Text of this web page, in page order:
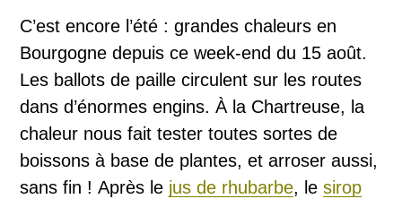
C’est encore l’été : grandes chaleurs en
Bourgogne depuis ce week-end du 15 août.
Les ballots de paille circulent sur les routes
dans d’énormes engins. À la Chartreuse, la
chaleur nous fait tester toutes sortes de
boissons à base de plantes, et arroser aussi,
sans fin ! Après le jus de rhubarbe, lesirop